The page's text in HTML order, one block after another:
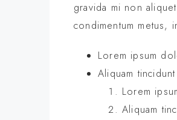
gravida mi non
condimentum
Lorem ipsum
Aliquam
Lorem
Aliquam